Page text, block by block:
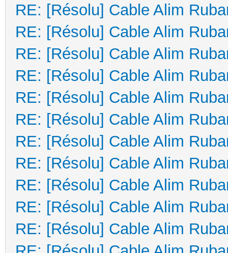
RE: [Résolu] Cable Alim
RE: [Résolu] Cable Alim
RE: [Résolu] Cable Alim
RE: [Résolu] Cable Alim
RE: [Résolu] Cable Alim
RE: [Résolu] Cable Alim
RE: [Résolu] Cable Alim
RE: [Résolu] Cable Alim
RE: [Résolu] Cable Alim
RE: [Résolu] Cable Alim
RE: [Résolu] Cable Alim